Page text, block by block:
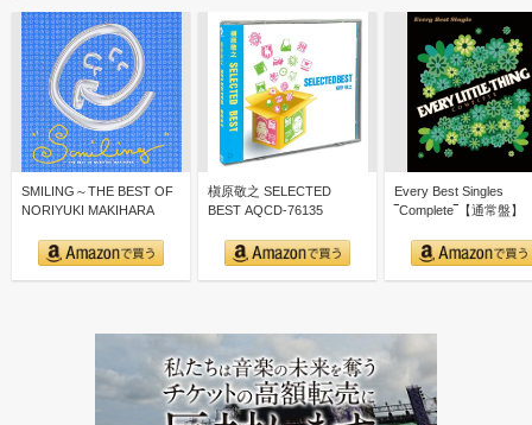
SMILING～THE BEST OF
NORIYUKI MAKIHARA
槇原敬之 SELECTED
BEST AQCD-76135
Every Best Singles
‾Complete‾【通常盤】